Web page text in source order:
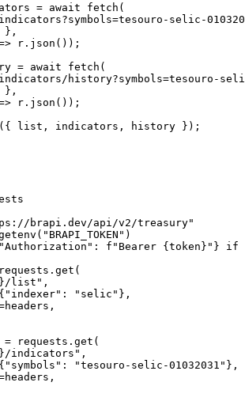
= await fetch (
selic-
},
r . json ());
= await fetch (
history?symbols=tesouro-selic-
},
r . json ());
({ list , indicators , history });
brapi.dev/api/v2/treasury"
" BRAPI_TOKEN " )
"Authorization " : f "Bearer {token} " } if
} /list" ,
{ " indexer" : " selic " },
headers,
= requests.get(
} /indicators" ,
{ " symbols " : "tesouro-selic-01032031 " },
headers,